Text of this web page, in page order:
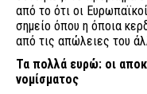
από το ότι οι
σημείο όπου η όποια
από τις απώλειες του
Τα πολλά ευρώ: οι
νομίσματος